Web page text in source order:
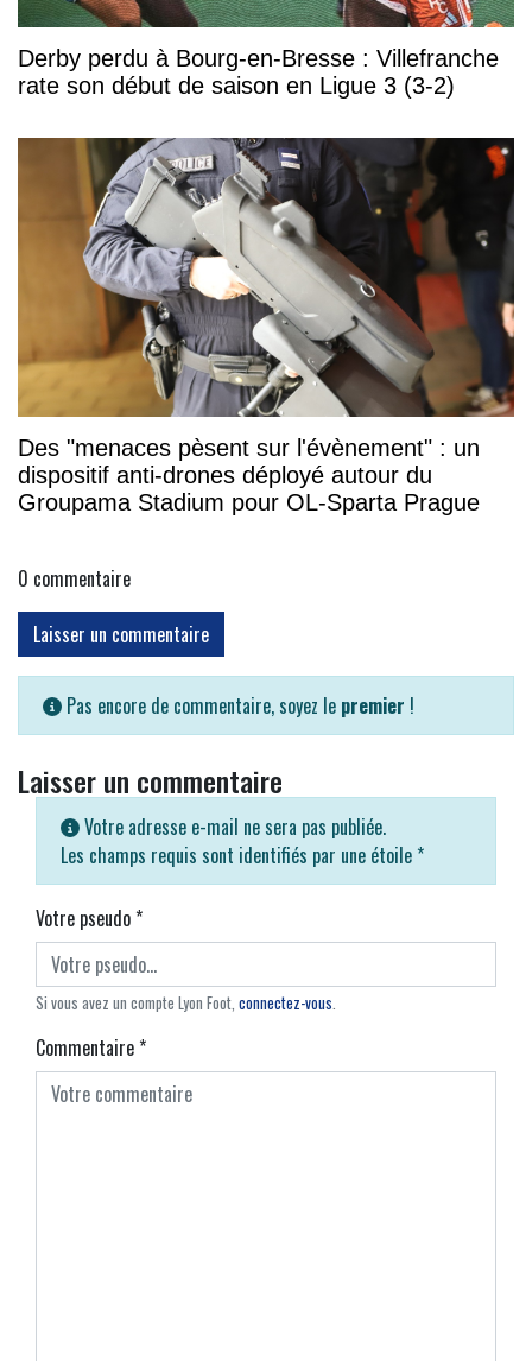
Derby perdu à Bourg-en-Bresse : Villefranche
rate son début de saison en Ligue 3 (3-2)
Des "menaces pèsent sur l'évènement" : un
dispositif anti-drones déployé autour du
Groupama Stadium pour OL-Sparta Prague
0 commentaire
Laisser un commentaire
Pas encore de commentaire, soyez le premier !
Laisser un commentaire
Votre adresse e-mail ne sera pas publiée.
Les champs requis sont identifiés par une étoile *
Votre pseudo*
Si vous avez un compte Lyon Foot, connectez-vous.
Commentaire*